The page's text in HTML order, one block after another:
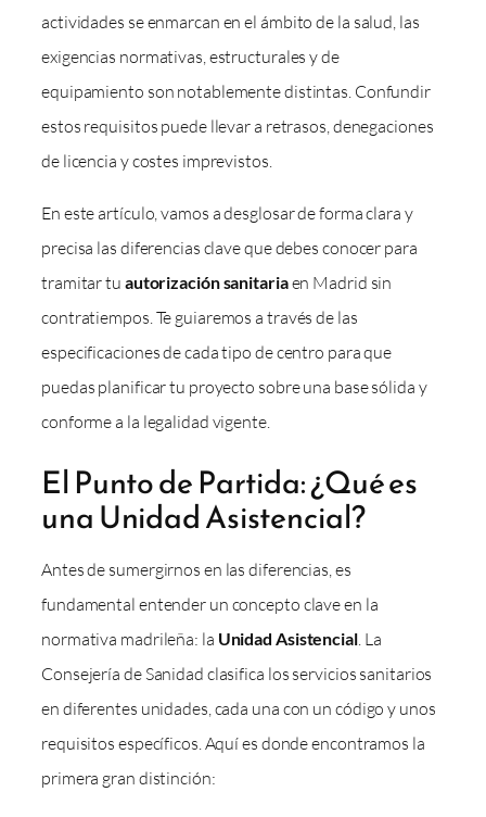
actividades se enmarcan en el ámbito de la salud, las
exigencias normativas, estructurales y de
equipamiento son notablemente distintas. Confundir
estos requisitos puede llevar a retrasos, denegaciones
de licencia y costes imprevistos.
En este artículo, vamos a desglosar de forma clara y
precisa las diferencias clave que debes conocer para
tramitar tu autorización sanitariaen Madrid sin
contratiempos. Te guiaremos a través de las
especificaciones de cada tipo de centro para que
puedas planificar tu proyecto sobre una base sólida y
conforme a la legalidad vigente.
El Punto de Partida: ¿Qué es
una Unidad Asistencial?
Antes de sumergirnos en las diferencias, es
fundamental entender un concepto clave en la
normativa madrileña: la Unidad Asistencial. La
Consejería de Sanidad clasifica los servicios sanitarios
en diferentes unidades, cada una con un código y unos
requisitos específicos. Aquí es donde encontramos la
primera gran distinción: